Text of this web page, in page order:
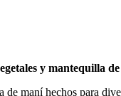
y mantequilla
de maní hechos para